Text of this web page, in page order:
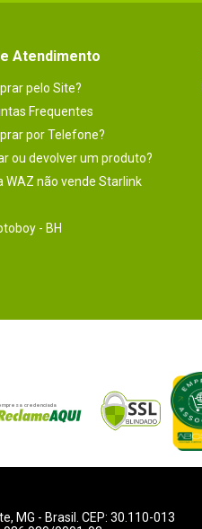
Atendimento
pelo Site?
Frequentes
por Telefone?
ou devolver um produto?
WAZ não vende Starlink
- BH
, MG - Brasil. CEP: 30.110-013